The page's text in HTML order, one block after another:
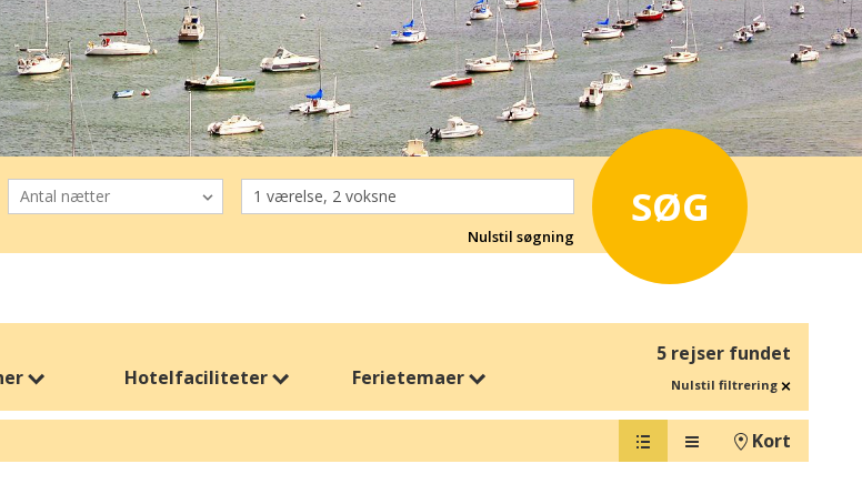
SØG
Nulstil søgning
5 rejser fundet
Hotelfaciliteter Ferietemaer Nulstil filtrering
Kort